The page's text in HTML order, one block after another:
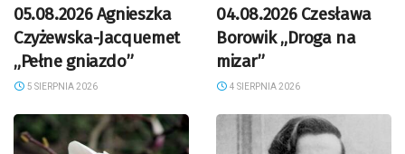
05.08.2026 Agnieszka
Czyżewska-Jacquemet
„Pełne gniazdo”
5 SIERPNIA 2026
04.08.2026 Czesława
Borowik „Droga na
mizar”
4 SIERPNIA 2026